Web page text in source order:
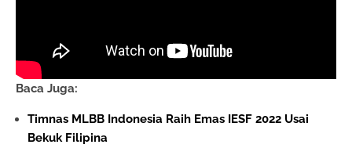
Baca Juga:
Timnas MLBB Indonesia Raih Emas IESF 2022 Usai
Bekuk Filipina